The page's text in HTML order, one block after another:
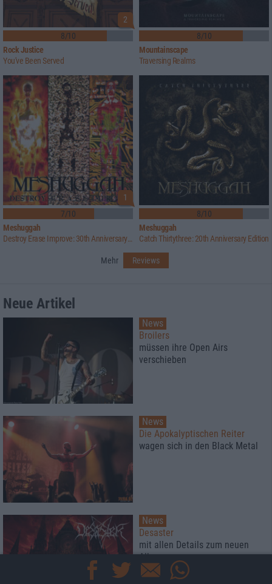
2
8/10
Rock Justice
You've Been Served
8/10
Mountainscape
Traversing Realms
1
7/10
Meshuggah
Destroy Erase Improve: 30th Anniversary Edition
8/10
Meshuggah
Catch Thirtythree: 20th Anniversary Edition
Mehr Reviews
Neue Artikel
News
Broilers
müssen ihre Open Airs
verschieben
News
Die Apokalyptischen Reiter
wagen sich in den Black Metal
News
Desaster
mit allen Details zum neuen
Album